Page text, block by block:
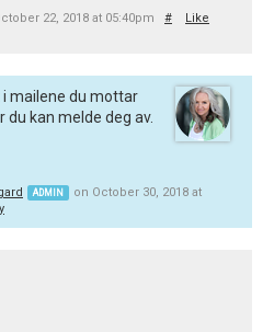
22, 2018 at 05:40pm #
Like
i mailene du mottar
du kan melde deg av.
ADMIN
on October 30, 2018 at